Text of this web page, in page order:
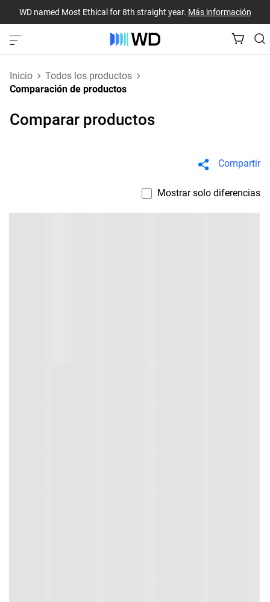
WD named Most Ethical for 8th straight year. Más información
Inicio
Todos los productos
Comparación de productos
Comparar productos
Compartir
Mostrar solo diferencias